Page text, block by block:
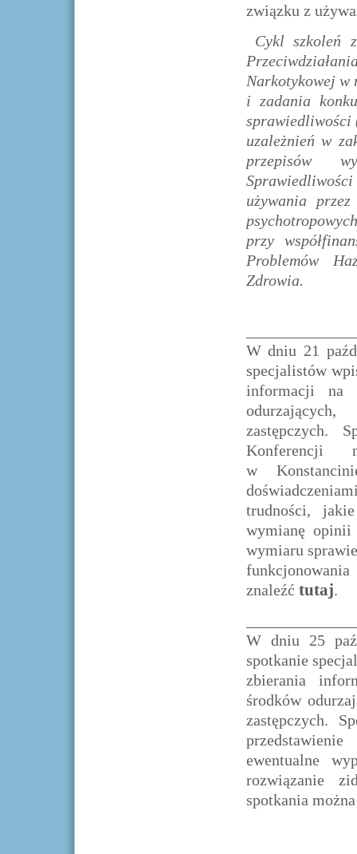
związku z
Cykl szkoleń
Narkotykowej w
i zadania
sprawiedliwości
uzależnień w
przepisów
używania
przy
Problemów
Zdrowia.
W dniu 21
specjalistów
informacji na
zastępczych.
Konferencji
w
trudności,
wymianę opinii
wymiaru
znaleźć tutaj.
W dniu 25
spotkanie
zbierania
środków
zastępczych.
ewentualne
rozwiązanie
spotkania